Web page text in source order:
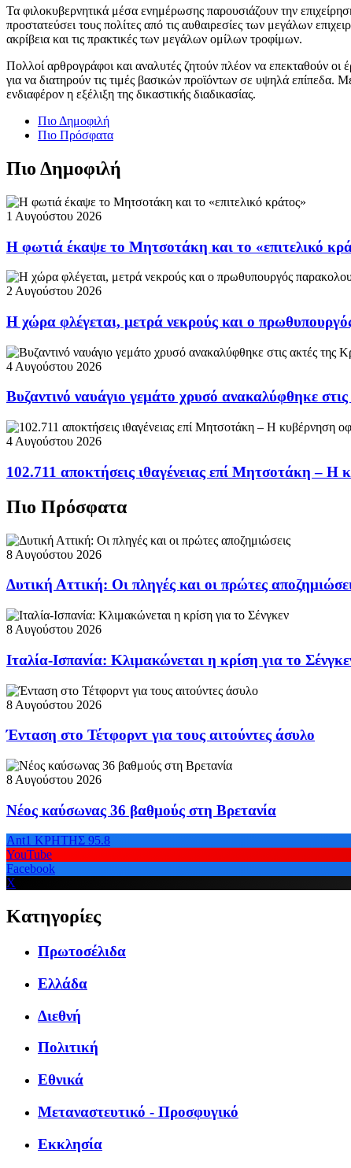
Τα φιλοκυβερνητικά μέσα ενημέρωσης παρουσιάζουν την
προστατεύσει τους πολίτες από τις αυθαιρεσίες των μεγάλων
ακρίβεια και τις πρακτικές των μεγάλων ομίλων τροφίμων.
Πολλοί αρθρογράφοι και αναλυτές ζητούν πλέον να επεκταθούν οι
για να διατηρούν τις τιμές βασικών προϊόντων σε υψηλά επίπεδα.
ενδιαφέρον η εξέλιξη της δικαστικής διαδικασίας.
Πιο Δημοφιλή
Πιο Πρόσφατα
Πιο Δημοφιλή
1 Αυγούστου 2026
Η φωτιά έκαψε το Μητσοτάκη και το «επιτελικό
2 Αυγούστου 2026
Η χώρα φλέγεται, μετρά νεκρούς και ο
4 Αυγούστου 2026
Βυζαντινό ναυάγιο γεμάτο χρυσό ανακαλύφθηκε
4 Αυγούστου 2026
102.711 αποκτήσεις ιθαγένειας επί Μητσοτάκη – Η
Πιο Πρόσφατα
8 Αυγούστου 2026
Δυτική Αττική: Οι πληγές και οι πρώτες
8 Αυγούστου 2026
Ιταλία-Ισπανία: Κλιμακώνεται η κρίση για το
8 Αυγούστου 2026
Ένταση στο Τέτφορντ για τους αιτούντες άσυλο
8 Αυγούστου 2026
Νέος καύσωνας 36 βαθμούς στη Βρετανία
Ant1 ΚΡΗΤΗΣ 95.8
YouTube
Facebook
X
Κατηγορίες
Πρωτοσέλιδα
Ελλάδα
Διεθνή
Πολιτική
Εθνικά
Μεταναστευτικό - Προσφυγικό
Εκκλησία